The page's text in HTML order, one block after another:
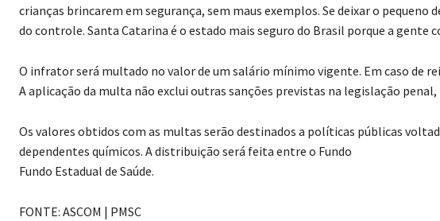
crianças brincarem em segurança, sem maus exemplos. Se deixar o
do controle. Santa Catarina é o estado mais seguro do Brasil porque a gente
O infrator será multado no valor de um salário mínimo vigente. Em caso de
A aplicação da multa não exclui outras sanções previstas na legislação
Os valores obtidos com as multas serão destinados a políticas públicas
dependentes químicos. A distribuição será feita entre o Fundo para Melhoria
Fundo Estadual de Saúde.
FONTE: ASCOM | PMSC